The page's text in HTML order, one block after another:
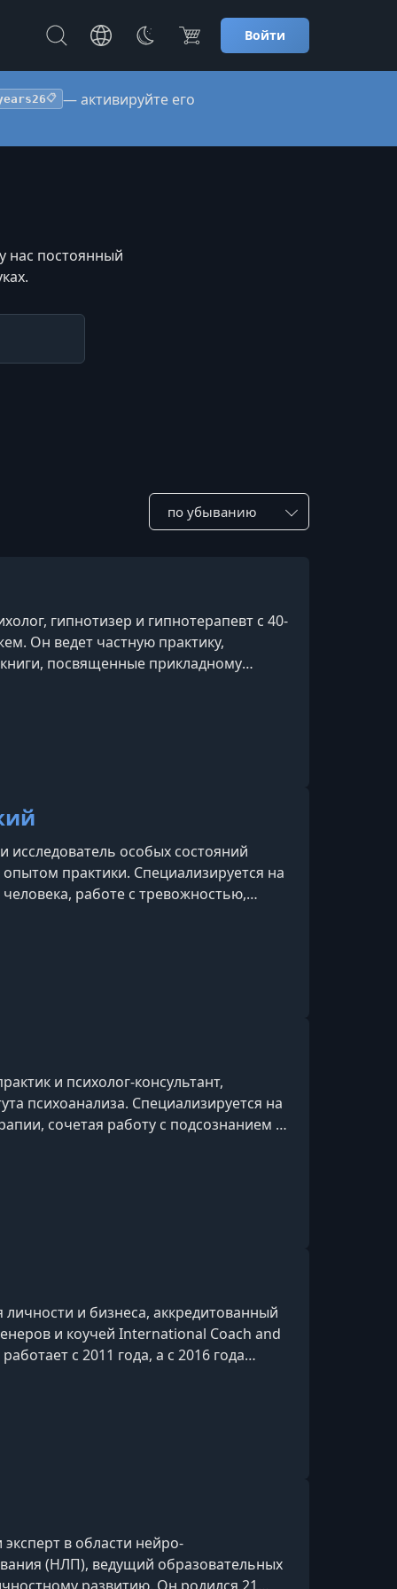
Войти
📋 — активируйте его
нас постоянный
Сотировать по:
гипнотизер и гипнотерапевт с 40-
Он ведет частную практику,
посвященные прикладному
исследователь особых состояний
практики. Специализируется на
работе с тревожностью,
и организатор ретритов на Бали,
и психолог-консультант,
психоанализа. Специализируется на
сочетая работу с подсознанием и
терапии Аарона Бека (США).
и бизнеса, аккредитованный
и коучей International Coach and
с 2011 года, а с 2016 года
людям выстраивать свою жизнь
в области нейро-
(НЛП), ведущий образовательных